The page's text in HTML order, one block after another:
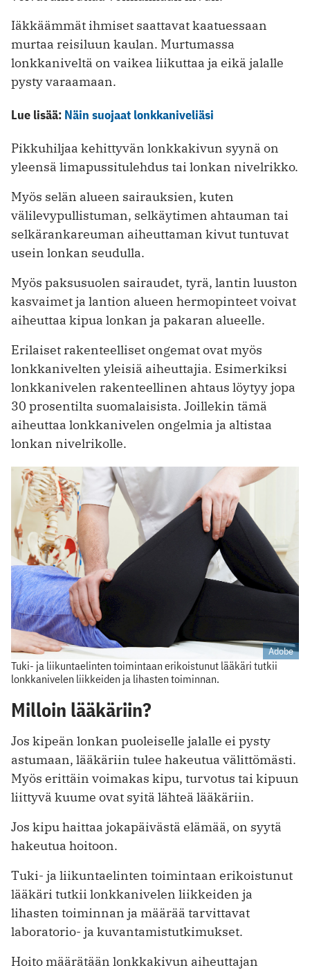
Iäkkäämmät ihmiset saattavat kaatuessaan
murtaa reisiluun kaulan. Murtumassa
lonkkaniveltä on vaikea liikuttaa ja eikä jalalle
pysty varaamaan.
Lue lisää: Näin suojaat lonkkaniveliäsi
Pikkuhiljaa kehittyvän lonkkakivun syynä on
yleensä limapussitulehdus tai lonkan nivelrikko.
Myös selän alueen sairauksien, kuten
välilevypullistuman, selkäytimen ahtauman tai
selkärankareuman aiheuttaman kivut tuntuvat
usein lonkan seudulla.
Myös paksusuolen sairaudet, tyrä, lantin luuston
kasvaimet ja lantion alueen hermopinteet voivat
aiheuttaa kipua lonkan ja pakaran alueelle.
Erilaiset rakenteelliset ongemat ovat myös
lonkkanivelten yleisiä aiheuttajia. Esimerkiksi
lonkkanivelen rakenteellinen ahtaus löytyy jopa
30 prosentilta suomalaisista. Joillekin tämä
aiheuttaa lonkkanivelen ongelmia ja altistaa
lonkan nivelrikolle.
Adobe
Tuki- ja liikuntaelinten toimintaan erikoistunut lääkäri tutkii
lonkkanivelen liikkeiden ja lihasten toiminnan.
Milloin lääkäriin?
Jos kipeän lonkan puoleiselle jalalle ei pysty
astumaan, lääkäriin tulee hakeutua välittömästi.
Myös erittäin voimakas kipu, turvotus tai kipuun
liittyvä kuume ovat syitä lähteä lääkäriin.
Jos kipu haittaa jokapäivästä elämää, on syytä
hakeutua hoitoon.
Tuki- ja liikuntaelinten toimintaan erikoistunut
lääkäri tutkii lonkkanivelen liikkeiden ja
lihasten toiminnan ja määrää tarvittavat
laboratorio- ja kuvantamistutkimukset.
Hoito määrätään lonkkakivun aiheuttajan